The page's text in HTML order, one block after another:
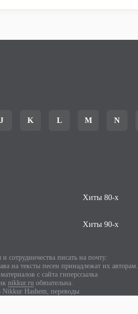
J K L M N
Хиты 80-х
Хиты 90-х
сотрудничества писать на почту:
на тексты песен принадлежат их авторам.
с сайта гиперссылка
nikkur.ru обязательна.
Hashem, переводы